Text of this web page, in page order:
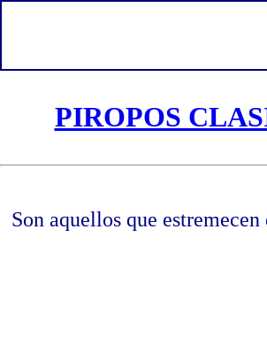
PIROPOS
Son aquellos que